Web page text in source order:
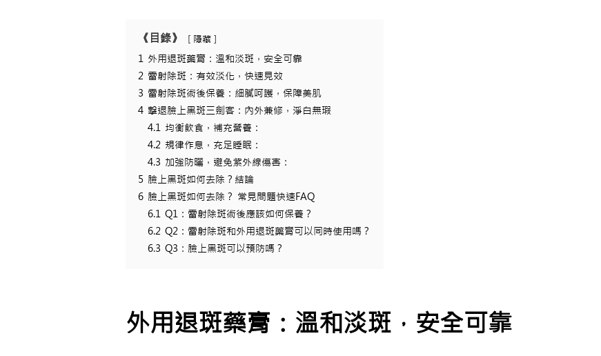
《目錄》 隱藏
1 外用退斑藥膏：溫和淡斑，安全可靠
2 雷射除斑：有效淡化，快速見效
3 雷射除斑術後保養：細膩呵護，保障美肌
4 擊退臉上黑斑三劍客：內外兼修，淨白無瑕
4.1 均衡飲食，補充營養：
4.2 規律作息，充足睡眠：
4.3 加強防曬，避免紫外線傷害：
5 臉上黑斑如何去除？結論
6 臉上黑斑如何去除？ 常見問題快速FAQ
6.1 Q1：雷射除斑術後應該如何保養？
6.2 Q2：雷射除斑和外用退斑藥膏可以同時使用嗎？
6.3 Q3：臉上黑斑可以預防嗎？
外用退斑藥膏：溫和淡斑，安全可靠